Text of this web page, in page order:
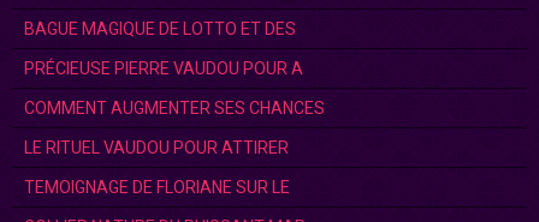
BAGUE MAGIQUE DE LOTTO ET DES
PRÉCIEUSE PIERRE VAUDOU POUR A
COMMENT AUGMENTER SES CHANCES
LE RITUEL VAUDOU POUR ATTIRER
TEMOIGNAGE DE FLORIANE SUR LE